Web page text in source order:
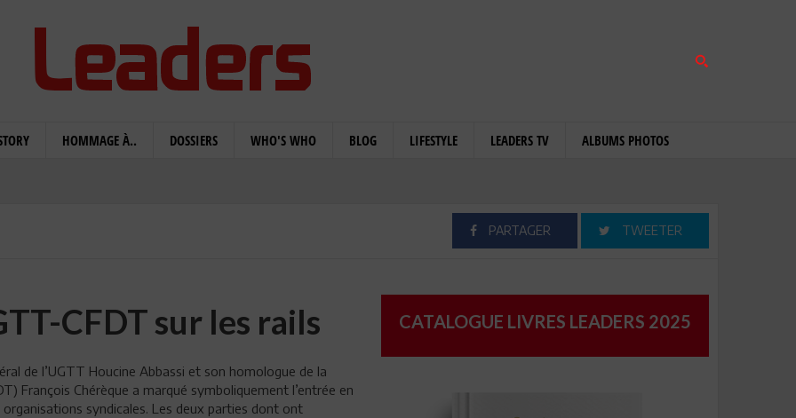
HOMMAGE À.. DOSSIERS WHO'S WHO BLOG LIFESTYLE LEADERS TV ALBUMS PHOTOS
PARTAGER TWEETER
CFDT sur les rails
de l’UGTT Houcine Abbassi et son homologue de la
François Chérèque a marqué symboliquement l’entrée en
syndicales. Les deux parties dont ont
CATALOGUE LIVRES LEADERS 2025